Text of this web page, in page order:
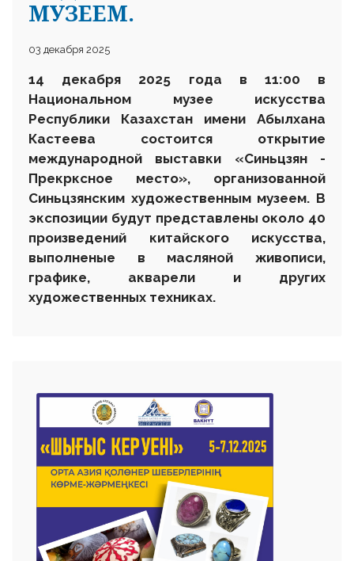
МУЗЕЕМ.
03 декабря 2025
14 декабря 2025 года в 11:00 в
Национальном музее искусства
Республики Казахстан имени Абылхана
Кастеева состоится открытие
международной выставки «Синьцзян-
Прекрксное место», организованной
Синьцзянским художественным музеем. В
экспозиции будут представлены около 40
произведений китайского искусства,
выполненые в масляной живописи,
графике, акварели и других
художественных техниках.